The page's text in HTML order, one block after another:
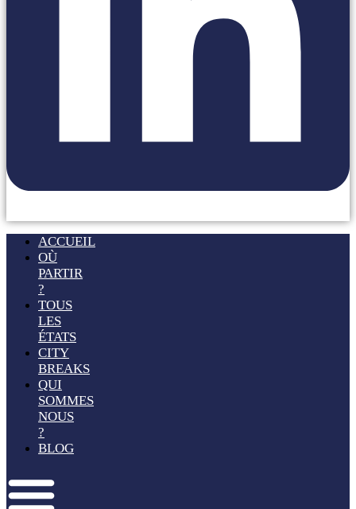
ACCUEIL
OÙ
PARTIR
?
TOUS
LES
ÉTATS
CITY
BREAKS
QUI
SOMMES
NOUS
?
BLOG